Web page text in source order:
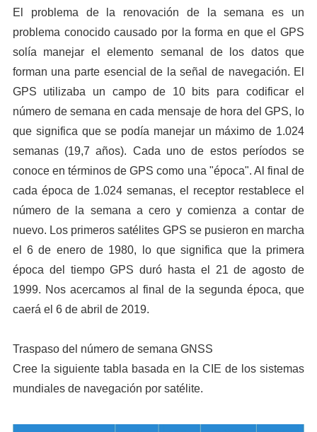
El problema de la renovación de la semana es un
problema conocido causado por la forma en que el GPS
solía manejar el elemento semanal de los datos que
forman una parte esencial de la señal de navegación. El
GPS utilizaba un campo de 10 bits para codificar el
número de semana en cada mensaje de hora del GPS, lo
que significa que se podía manejar un máximo de 1.024
semanas (19,7 años). Cada uno de estos períodos se
conoce en términos de GPS como una "época". Al final de
cada época de 1.024 semanas, el receptor restablece el
número de la semana a cero y comienza a contar de
nuevo. Los primeros satélites GPS se pusieron en marcha
el 6 de enero de 1980, lo que significa que la primera
época del tiempo GPS duró hasta el 21 de agosto de
1999. Nos acercamos al final de la segunda época, que
caerá el 6 de abril de 2019.
Traspaso del número de semana GNSS
Cree la siguiente tabla basada en la CIE de los sistemas
mundiales de navegación por satélite.